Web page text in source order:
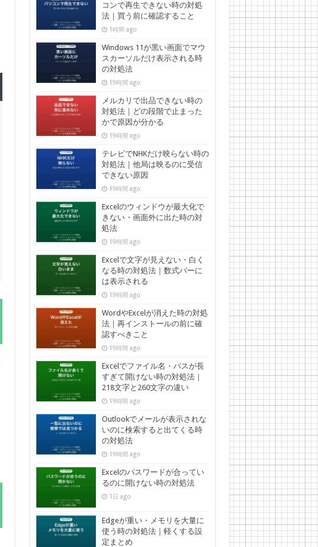
コンで再生できない時の対処
法｜買う前に確認すること
1時間 ago
Windows 11が黒い画面でマウ
スカーソルだけ表示される時
の対処法
19時間 ago
メルカリで出品できない時の
対処法｜どの段階で止まった
かで原因が分かる
19時間 ago
テレビでNHKだけ映らない時の
対処法｜他局は映るのに受信
できない原因
19時間 ago
Excelのウィンドウが最大化で
きない・画面外に出た時の対
処法
19時間 ago
Excelで文字が見えない・白く
なる時の対処法｜数式バーに
は表示される
19時間 ago
WordやExcelが消えた時の対処
法｜再インストールの前に確
認すべきこと
19時間 ago
Excelでファイル名・パスが長
すぎて開けない時の対処法｜
218文字と260文字の違い
19時間 ago
Outlookでメールが表示されな
いのに検索すると出てくる時
の対処法
19時間 ago
Excelのパスワードが合ってい
るのに開けない時の対処法
1日 ago
Edgeが重い・メモリを大量に
使う時の対処法｜軽くする設
定まとめ